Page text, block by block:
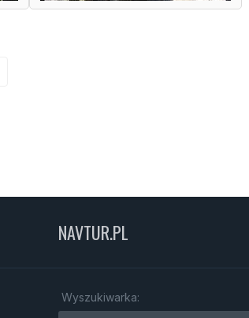
NAVTUR.PL
Wyszukiwarka: